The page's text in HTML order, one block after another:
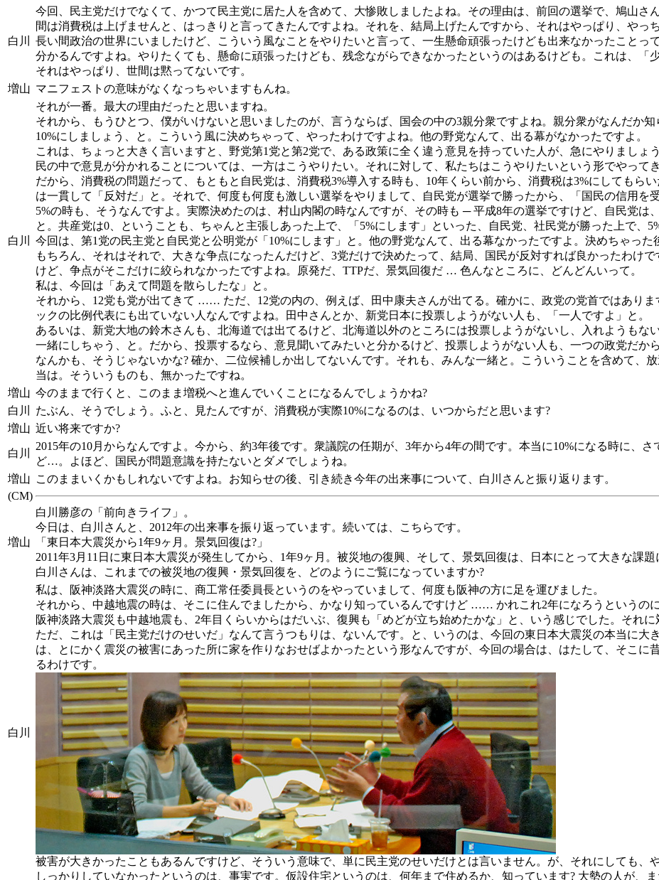
白川
今回、民主党だけでなくて、かつて民主党に居た人を含めて、大惨敗しましたよね。その理由は、前回の選挙で、鳩山さ
間は消費税は上げませんと、はっきりと言ってきたんですよね。それを、結局上げたんですから、それはやっぱり、やっ
長い間政治の世界にいましたけど、こういう風なことをやりたいと言って、一生懸命頑張ったけども出来なかったことっ
分かるんですよね。やりたくても、懸命に頑張ったけども、残念ながらできなかったというのはあるけども。これは、「
それはやっぱり、世間は黙ってないです。
増山 マニフェストの意味がなくなっちゃいますもんね。
白川
それが一番。最大の理由だったと思いますね。
それから、もうひとつ、僕がいけないと思いましたのが、言うならば、国会の中の3親分衆ですよね。親分衆がなんだか
10%にしましょう、と。こういう風に決めちゃって、やったわけですよね。他の野党なんて、出る幕がなかったですよ。
これは、ちょっと大きく言いますと、野党第1党と第2党で、ある政策に全く違う意見を持っていた人が、急にやりましょ
民の中で意見が分かれることについては、一方はこうやりたい。それに対して、私たちはこうやりたいという形でやって
だから、消費税の問題だって、もともと自民党は、消費税3%導入する時も、10年くらい前から、消費税は3%にしてもら
は一貫して「反対だ」と。それで、何度も何度も激しい選挙をやりまして、自民党が選挙で勝ったから、「国民の信用を
5%の時も、そうなんですよ。実際決めたのは、村山内閣の時なんですが、その時も ─ 平成8年の選挙ですけど、自民党は
と。共産党は0、ということも、ちゃんと主張しあった上で、「5%にします」といった、自民党、社民党が勝った上で、
今回は、第1党の民主党と自民党と公明党が「10%にします」と。他の野党なんて、出る幕なかったですよ。決めちゃった
もちろん、それはそれで、大きな争点になったんだけど、3党だけで決めたって、結局、国民が反対すれば良かったわけで
けど、争点がそこだけに絞られなかったですよね。原発だ、TTPだ、景気回復だ … 色んなところに、どんどんいって。
私は、今回は「あえて問題を散らしたな」と。
それから、12党も党が出てきて …… ただ、12党の内の、例えば、田中康夫さんが出てる。確かに、政党の党首ではあり
ックの比例代表にも出ていない人なんですよね。田中さんとか、新党日本に投票しようがない人も、「一人ですよ」と。
あるいは、新党大地の鈴木さんも、北海道では出てるけど、北海道以外のところには投票しようがないし、入れようもな
一緒にしちゃう、と。だから、投票するなら、意見聞いてみたいと分かるけど、投票しようがない人も、一つの政党だか
なんかも、そうじゃないかな? 確か、二位候補しか出してないんです。それも、みんな一緒と。こういうことを含めて、
当は。そういうものも、無かったですね。
増山 今のままで行くと、このまま増税へと進んでいくことになるんでしょうかね?
白川
たぶん、そうでしょう。ふと、見たんですが、消費税が実際10%になるのは、いつからだと思います?
増山 近い将来ですか?
白川
2015年の10月からなんですよ。今から、約3年後です。衆議院の任期が、3年から4年の間です。本当に10%になる時に、
ど…。よほど、国民が問題意識を持たないとダメでしょうね。
増山 このままいくかもしれないですよね。お知らせの後、引き続き今年の出来事について、白川さんと振り返ります。
(CM)
増山
白川勝彦の「前向きライフ」。
今日は、白川さんと、2012年の出来事を振り返っています。続いては、こちらです。
「東日本大震災から1年9ヶ月。景気回復は?」
2011年3月11日に東日本大震災が発生してから、1年9ヶ月。被災地の復興、そして、景気回復は、日本にとって大きな課題
白川さんは、これまでの被災地の復興・景気回復を、どのようにご覧になっていますか?
白川
私は、阪神淡路大震災の時に、商工常任委員長というのをやっていまして、何度も阪神の方に足を運びました。
それから、中越地震の時は、そこに住んでましたから、かなり知っているんですけど …… かれこれ2年になろうというの
阪神淡路大震災も中越地震も、2年目くらいからはだいぶ、復興も「めどが立ち始めたかな」と、いう感じでした。それ
ただ、これは「民主党だけのせいだ」なんて言うつもりは、ないんです。と、いうのは、今回の東日本大震災の本当に大
は、とにかく震災の被害にあった所に家を作りなおせばよかったという形なんですが、今回の場合は、はたして、そこに
るわけです。
被害が大きかったこともあるんですけど、そういう意味で、単に民主党のせいだけとは言いません。が、それにしても、
しっかりしていなかったというのは、事実です。仮設住宅というのは、何年まで住めるか、知っています? 大勢の人が、